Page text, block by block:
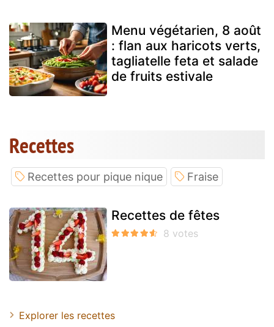
Menu végétarien, 8 août
: flan aux haricots verts,
tagliatelle feta et salade
de fruits estivale
Recettes
Recettes pour pique nique Fraise
Recettes de fêtes
Explorer les recettes